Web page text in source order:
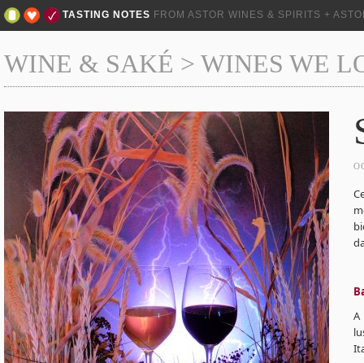
TASTING NOTES FROM ASTOR WINES & SPIRITS +
WINE & SAKÉ > WINES WE
A